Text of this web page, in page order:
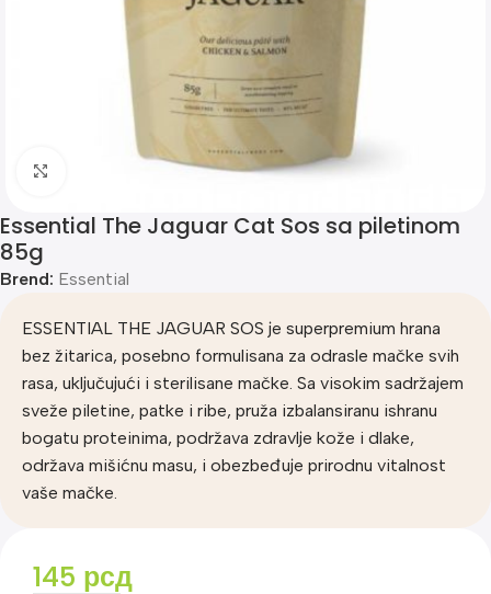
Klik za uvećanje
Essential The Jaguar Cat Sos sa piletinom
85g
Brend: Essential
ESSENTIAL THE JAGUAR SOS je superpremium hrana
bez žitarica, posebno formulisana za odrasle mačke svih
rasa, uključujući i sterilisane mačke. Sa visokim sadržajem
sveže piletine, patke i ribe, pruža izbalansiranu ishranu
bogatu proteinima, podržava zdravlje kože i dlake,
održava mišićnu masu, i obezbeđuje prirodnu vitalnost
vaše mačke.
145 рсд